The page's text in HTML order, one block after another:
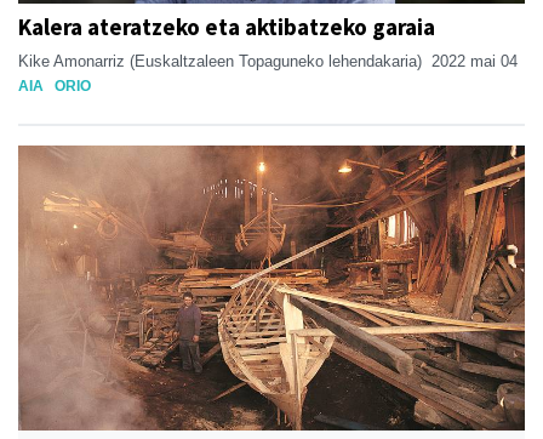
Kalera ateratzeko eta aktibatzeko garaia
Kike Amonarriz (Euskaltzaleen Topaguneko lehendakaria) 2022 mai 04
AIA ORIO